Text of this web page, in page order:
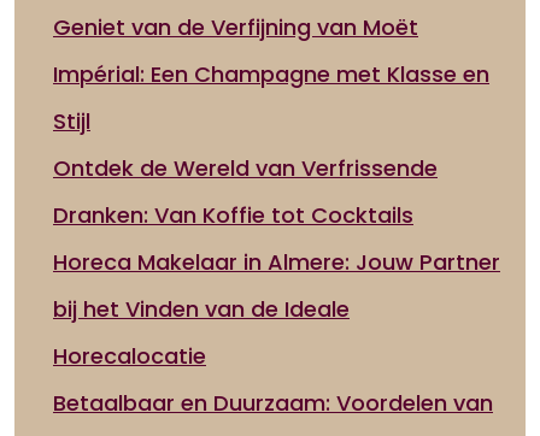
Geniet van de Verfijning van Moët
Impérial: Een Champagne met Klasse en
Stijl
Ontdek de Wereld van Verfrissende
Dranken: Van Koffie tot Cocktails
Horeca Makelaar in Almere: Jouw Partner
bij het Vinden van de Ideale
Horecalocatie
Betaalbaar en Duurzaam: Voordelen van